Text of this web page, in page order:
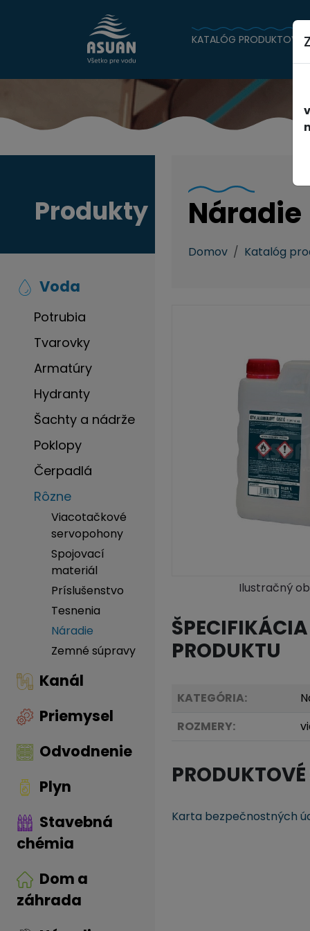
KATALÓG PRODUKTOV
Produkty
Voda
Potrubia
Tvarovky
Armatúry
Hydranty
Šachty a nádrže
Poklopy
Čerpadlá
Rôzne
Viacotačkové
servopohony
Spojovací
materiál
Príslušenstvo
Tesnenia
Náradie
Zemné súpravy
Kanál
Priemysel
Odvodnenie
Plyn
Stavebná
chémia
Dom a
záhrada
Náradie
Domov Katalóg
Ilustračný
ŠPECIFIKÁCIA
PRODUKTU
KATEGÓRIA:
ROZMERY:
Karta bezpečnostných